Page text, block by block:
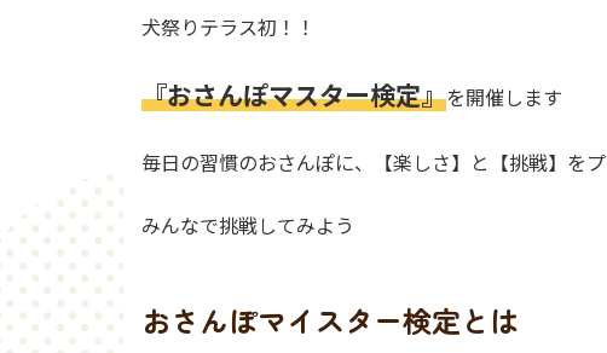
犬祭りテラス初！！
『おさんぽマスター検定』を開催します
毎日の習慣のおさんぽに、【楽しさ】と【挑戦】を
みんなで挑戦してみよう
おさんぽマイスター検定とは